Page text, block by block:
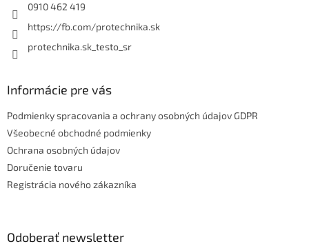
0910 462 419
https://fb.com/protechnika.sk
protechnika.sk_testo_sr
Informácie pre vás
Podmienky spracovania a ochrany osobných údajov GDPR
Všeobecné obchodné podmienky
Ochrana osobných údajov
Doručenie tovaru
Registrácia nového zákazníka
Odoberať newsletter